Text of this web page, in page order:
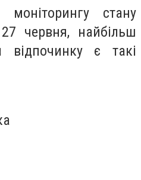
стану
червня, найбільш
відпочинку є такі